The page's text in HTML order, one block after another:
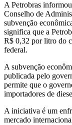
A Petrobras
Conselho de
subvenção
significa que a
R$ 0,32 por litro do
federal.
A subvenção
publicada pelo
permite que o
importadores de
A iniciativa é um
mercado